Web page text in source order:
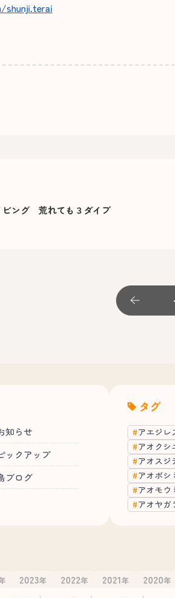
ング 荒れても３ダイブ
知らせ
ックアップ
ブログ
タグ
アエジレ
アオクシ
アオスジ
アオボシ
アオモウ
アオヤガ
2023年 2022年 2021年 2020年